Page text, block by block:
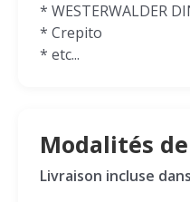
* WESTERWALDER
* Crepito
* etc...
Modalités
Livraison incluse